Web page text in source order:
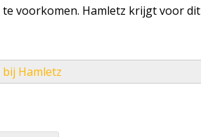
voorkomen. Hamletz krijgt voor dit
Hamletz